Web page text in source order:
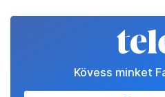
Kövess minket